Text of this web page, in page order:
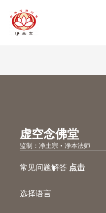
虚空念佛堂
监制：净土宗 • 净本法师
常见问题解答 点击
选择语言